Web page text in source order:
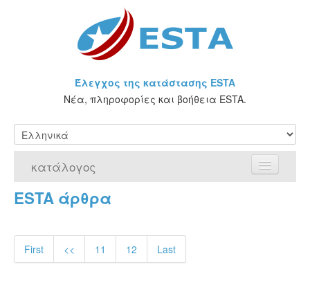
Έλεγχος της κατάστασης ESTA
Νέα, πληροφορίες και βοήθεια ESTA.
κατάλογος
Αρχική Σελίδα
Τι είναι η άδεια ESTA;
ESTA άρθρα
First << 11 12 Last